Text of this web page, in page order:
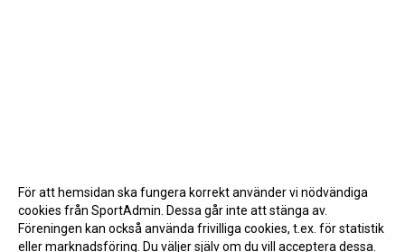
För att hemsidan ska fungera korrekt använder vi nödvändiga
cookies från SportAdmin. Dessa går inte att stänga av.
Föreningen kan också använda frivilliga cookies, t.ex. för statistik
eller marknadsföring. Du väljer själv om du vill acceptera dessa.